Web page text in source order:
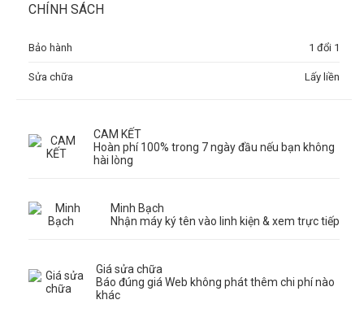
CHÍNH SÁCH
Bảo hành 1 đổi 1
Sửa chữa Lấy liền
CAM KẾT
Hoàn phí 100% trong 7 ngày đầu nếu bạn không
hài lòng
Minh Bạch
Nhận máy ký tên vào linh kiện & xem trực tiếp
Giá sửa chữa
Báo đúng giá Web không phát thêm chi phí nào
khác